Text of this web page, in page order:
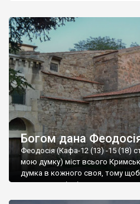
Богом дана
Феодосія (Кафа-12 (13) -15 (18)
мою думку) міст всього
думка в кожного своя, тому
запрошую відвідати це